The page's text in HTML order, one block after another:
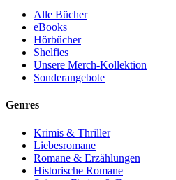
Alle Bücher
eBooks
Hörbücher
Shelfies
Unsere Merch-Kollektion
Sonderangebote
Genres
Krimis & Thriller
Liebesromane
Romane & Erzählungen
Historische Romane